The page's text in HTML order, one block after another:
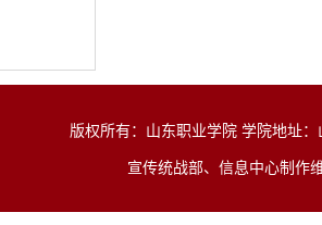
版权所有：山东职业学院 学院地址：
宣传统战部、信息中心制